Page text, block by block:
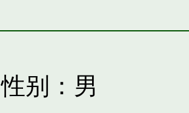
性别：男